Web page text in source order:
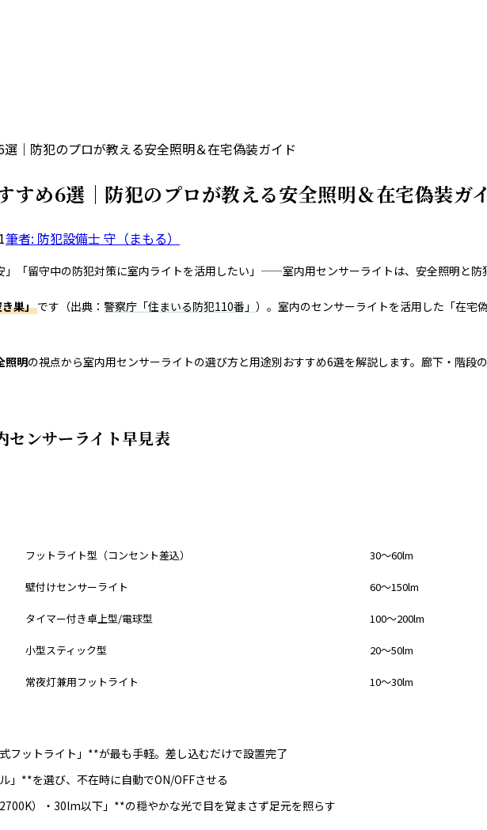
｜防犯のプロが教える安全照明＆在宅偽装ガイド
すめ6選｜防犯のプロが教える安全照明＆在宅偽装ガ
筆者: 防犯設備士 守（まもる）
」「留守中の防犯対策に室内ライトを活用したい」——室内用センサーライトは、安全照明と防
巣」です（出典： 警察庁「住まいる防犯110番」 ）。室内のセンサーライトを活用した「在宅
照明の視点から室内用センサーライトの選び方と用途別おすすめ6選を解説します。廊下・階
センサーライト早見表
フットライト型（コンセント差込） 30〜60lm
壁付けセンサーライト 60〜150lm
タイマー付き卓上型/電球型 100〜200lm
小型スティック型 20〜50lm
常夜灯兼用フットライト 10〜30lm
フットライト」**が最も手軽。差し込むだけで設置完了
」**を選び、不在時に自動でON/OFFさせる
）・30lm以下」**の穏やかな光で目を覚まさず足元を照らす